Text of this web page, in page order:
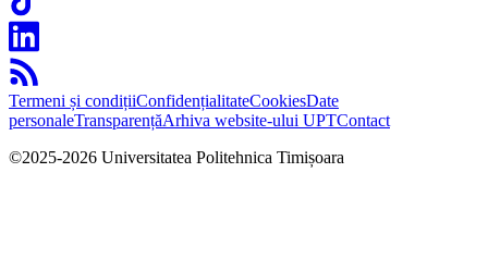
Termeni și condițiiConfidențialitateCookiesDate
personaleTransparențăArhiva website-ului UPTContact
©2025-2026 Universitatea Politehnica Timișoara